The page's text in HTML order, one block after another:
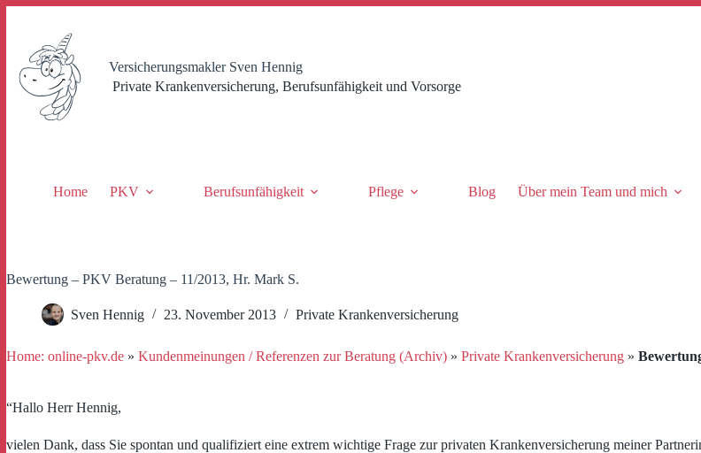
springen
Versicherungsmakler Sven Hennig
Private Krankenversicherung, Berufsunfähigkeit und Vorsorge
Home PKV Berufsunfähigkeit Pflege Blog Über mein Team und mich
Bewertung – PKV Beratung – 11/2013, Hr. Mark S.
Sven Hennig 23. November 2013 Private Krankenversicherung
Home: online-pkv.de » Kundenmeinungen / Referenzen zur Beratung (Archiv) » Private Krankenversicherung »
“Hallo Herr Hennig,
vielen Dank, dass Sie spontan und qualifiziert eine extrem wichtige Frage zur privaten Krankenversicherung meiner